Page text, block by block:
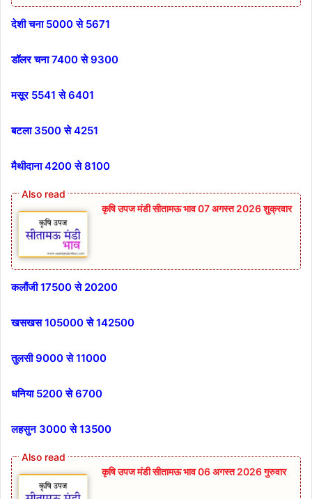
देशी चना 5000 से 5671
डॉलर चना 7400 से 9300
मसूर 5541 से 6401
बटला 3500 से 4251
मैथीदाना 4200 से 8100
कृषि उपज मंडी सीतामऊ भाव 07 अगस्त 2026 शुक्रवार
कलौंजी 17500 से 20200
खसखस 105000 से 142500
तुलसी 9000 से 11000
धनिया 5200 से 6700
लहसुन 3000 से 13500
कृषि उपज मंडी सीतामऊ भाव 06 अगस्त 2026 गुरुवार